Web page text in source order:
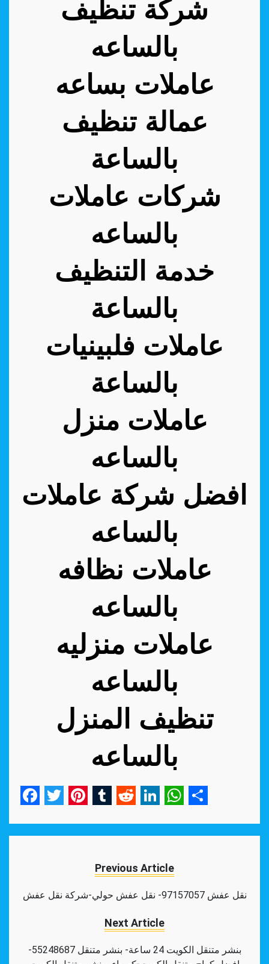
شركة تنظيف
بالساعه
عاملات بساعه
عمالة تنظيف
بالساعة
شركات عاملات
بالساعه
خدمة التنظيف
بالساعة
عاملات فلبينيات
بالساعة
عاملات منزل
بالساعه
افضل شركة عاملات
بالساعه
عاملات نظافه
بالساعه
عاملات منزليه
بالساعه
تنظيف المنزل
بالساعه
Previous Article
نقل عفش 97157057- نقل عفش حولي-شركة نقل عفش
Next Article
بنشر متنقل الكويت 24 ساعة- بنشر متنقل 55248687-